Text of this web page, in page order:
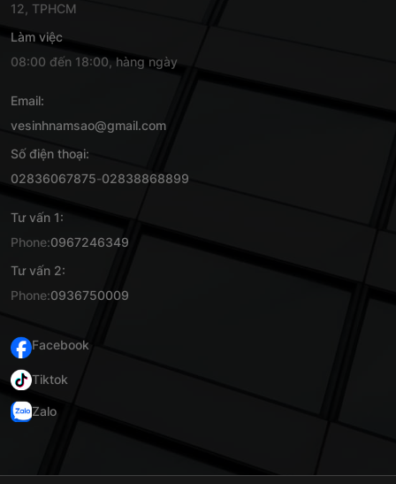
12, TPHCM
Làm việc
08:00 đến 18:00, hàng ngày
Email:
vesinhnamsao@gmail.com
Số điện thoại:
02836067875-02838868899
Tư vấn 1:
Phone:0967246349
Tư vấn 2:
Phone:0936750009
Facebook
Tiktok
Zalo